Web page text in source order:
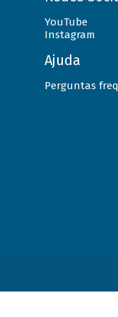
YouTube
Instagram
Ajuda
Perguntas